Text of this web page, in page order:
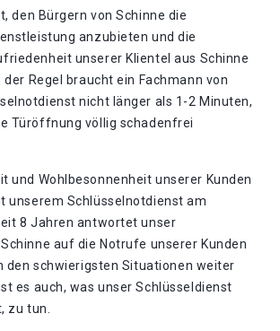
den Bürgern von Schinne die
anzubieten und die
unserer Klientel aus Schinne
der Regel braucht ein Fachmann von
nicht länger als 1-2 Minuten,
Türöffnung völlig schadenfrei
und Wohlbesonnenheit unserer Kunden
unserem Schlüsselnotdienst am
8 Jahren antwortet unser
auf die Notrufe unserer Kunden
den schwierigsten Situationen weiter
es auch, was unser Schlüsseldienst
zu tun.